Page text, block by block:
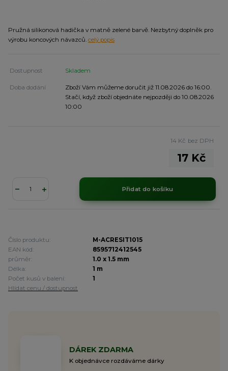
Pružná silikonová hadička v matně zelené barvě. Nezbytný doplněk pro
výrobu koncových návazců. celý popis
Dostupnost Skladem
Doba dodání
Zboží Vám můžeme doručit již 11.08.2026 do 16:00.
Stačí, když zboží objednáte nejpozději do 10.08.2026
10:00
17 Kč
14 Kč bez DPH
Přidat do košíku
Číslo produktu:
M-ACRESIT1015
EAN kód:
8595712412545
průměr:
1.0 x 1.5 mm
Délka:
1 m
Počet kusů v balení:
1
Hlídat cenu / dostupnost
DÁREK ZDARMA
K objednávce rozdáváme dárky